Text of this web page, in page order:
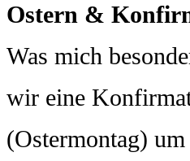
Ostern &
Was mich
wir eine
(Ostermontag)